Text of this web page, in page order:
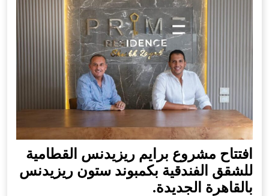
افتتاح مشروع برايم ريزيدنس القطامية
للشقق الفندقية بكمبوند ستون ريزيدنس
بالقاهرة الجديدة.